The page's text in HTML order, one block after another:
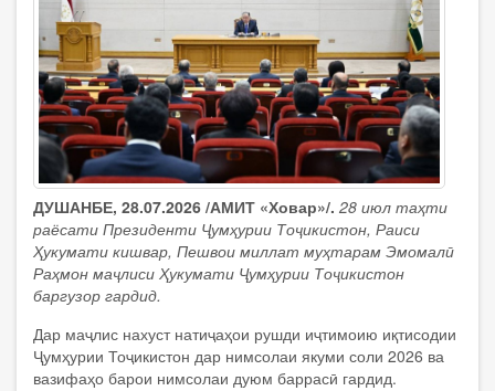
ДУШАНБЕ, 28.07.2026 /АМИТ «Ховар»/. 28 июл таҳти
раёсати Президенти Ҷумҳурии Тоҷикистон, Раиси
Ҳукумати кишвар, Пешвои миллат муҳтарам Эмомалӣ
Раҳмон маҷлиси Ҳукумати Ҷумҳурии Тоҷикистон
баргузор гардид.
Дар маҷлис нахуст натиҷаҳои рушди иҷтимоию иқтисодии
Ҷумҳурии Тоҷикистон дар нимсолаи якуми соли 2026 ва
вазифаҳо барои нимсолаи дуюм баррасӣ гардид.